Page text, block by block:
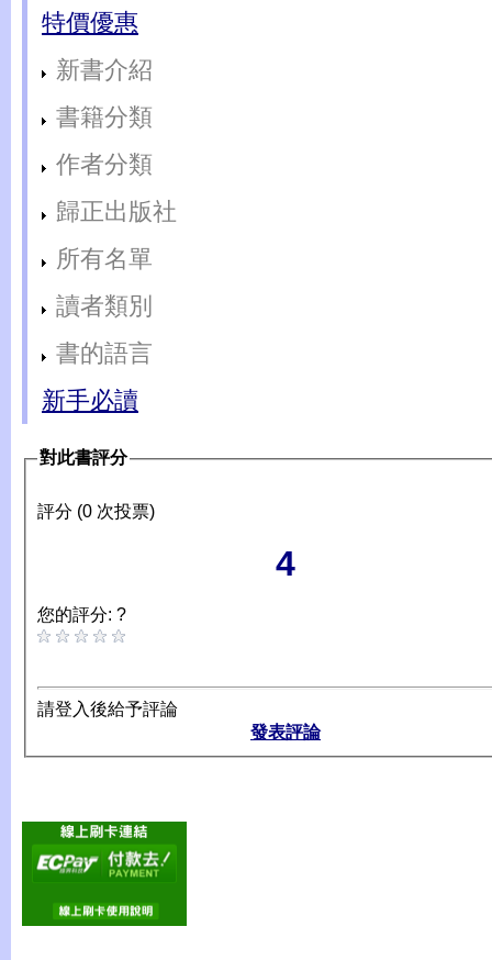
特價優惠
新書介紹
書籍分類
作者分類
歸正出版社
所有名單
讀者類別
書的語言
新手必讀
對此書評分
評分 (0 次投票)
4
您的評分: ?
請登入後給予評論
發表評論